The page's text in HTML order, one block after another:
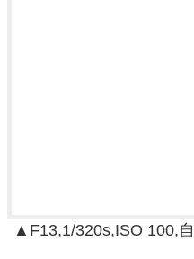
▲F13,1/320s,ISO 100,